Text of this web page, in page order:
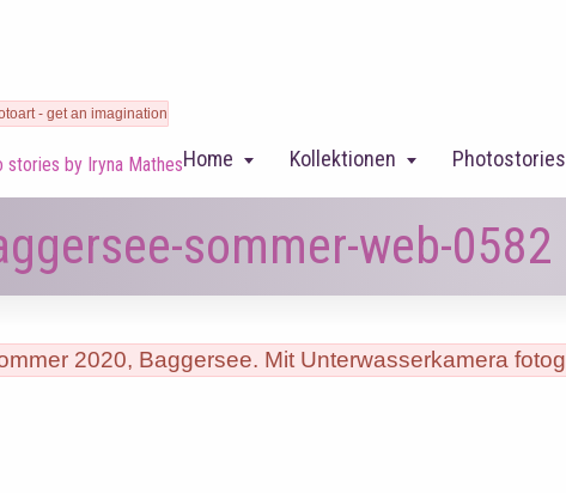
stories by Iryna MathesHome Kollektionen Photostories
sommer-web-0582